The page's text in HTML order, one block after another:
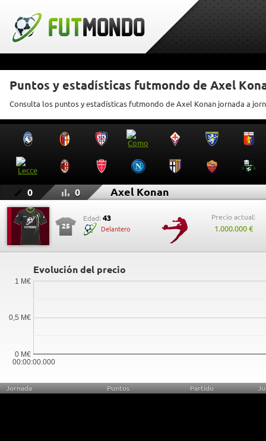
Puntos y estadísticas futmondo de Axel
Consulta los puntos y estadísticas futmondo de Axel Konan jornada a
0 0 Axel Konan
25
Edad: 43
Delantero
Precio actual:
1.000.000 €
Evolución del precio
00:00:00.000
0 M€
0,5 M€
1 M€
Jornada Puntos Partido